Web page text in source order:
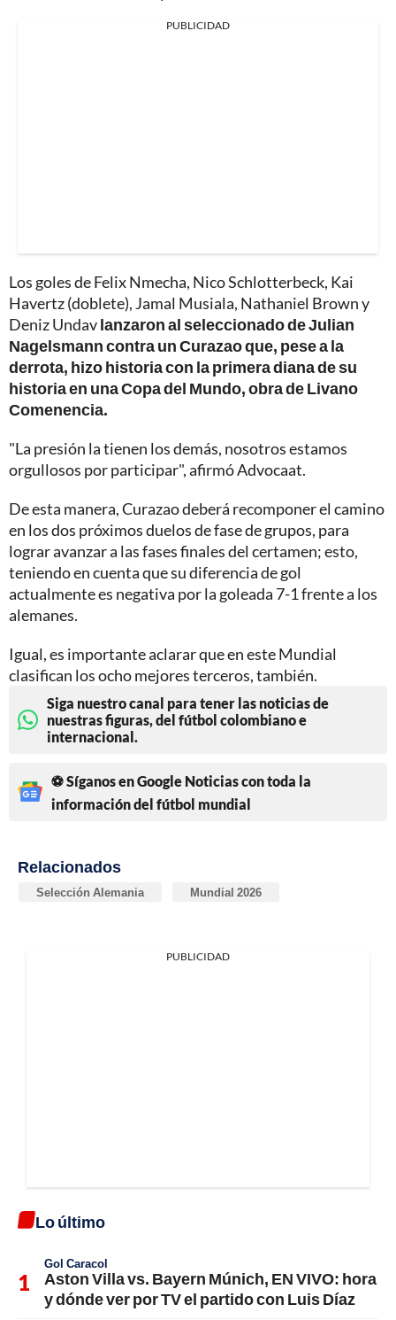
PUBLICIDAD
Los goles de Felix Nmecha, Nico Schlotterbeck, Kai
Havertz (doblete), Jamal Musiala, Nathaniel Brown y
Deniz Undavlanzaron al seleccionado de Julian
Nagelsmann contra un Curazao que, pese a la
derrota, hizo historia con la primera diana de su
historia en una Copa del Mundo, obra de Livano
Comenencia.
"La presión la tienen los demás, nosotros estamos
orgullosos por participar", afirmó Advocaat.
De esta manera, Curazao deberá recomponer el camino
en los dos próximos duelos de fase de grupos, para
lograr avanzar a las fases finales del certamen; esto,
teniendo en cuenta que su diferencia de gol
actualmente es negativa por la goleada 7-1 frente a los
alemanes.
Igual, es importante aclarar que en este Mundial
clasifican los ocho mejores terceros, también.
Siga nuestro canal para tener las noticias de
nuestras figuras, del fútbol colombiano e
internacional.
⚽ Síganos en Google Noticias con toda la
información del fútbol mundial
Relacionados
Selección Alemania Mundial 2026
PUBLICIDAD
Lo último
Gol Caracol
Aston Villa vs. Bayern Múnich, EN VIVO: hora
y dónde ver por TV el partido con Luis Díaz